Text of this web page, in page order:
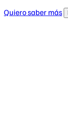
Quiero saber más